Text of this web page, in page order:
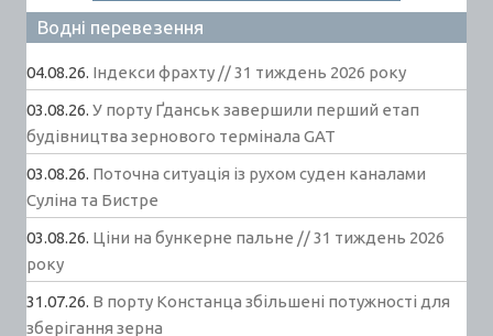
Водні перевезення
04.08.26. Індекси фрахту // 31 тиждень 2026 року
03.08.26. У порту Ґданськ завершили перший етап
будівництва зернового термінала GAT
03.08.26. Поточна ситуація із рухом суден каналами
Суліна та Бистре
03.08.26. Ціни на бункерне пальне // 31 тиждень 2026
року
31.07.26. В порту Констанца збільшені потужності для
зберігання зерна